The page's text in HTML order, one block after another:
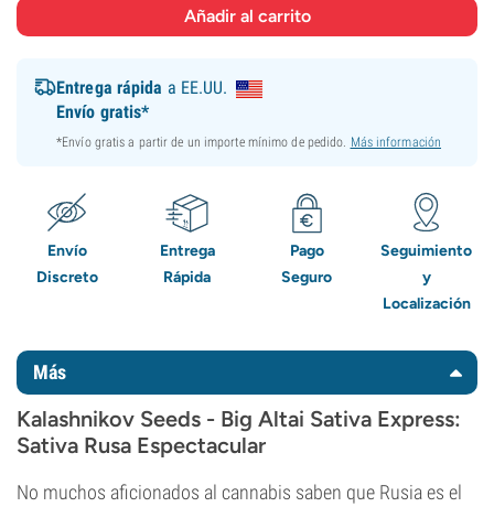
Entrega rápida a EE.UU.
Envío gratis*
*Envío gratis a partir de un importe mínimo de pedido. Más información
Envío
Discreto
Entrega
Rápida
Pago
Seguro
Seguimiento
y
Localización
Más
Kalashnikov Seeds - Big Altai Sativa Express:
Sativa Rusa Espectacular
No muchos aficionados al cannabis saben que Rusia es el